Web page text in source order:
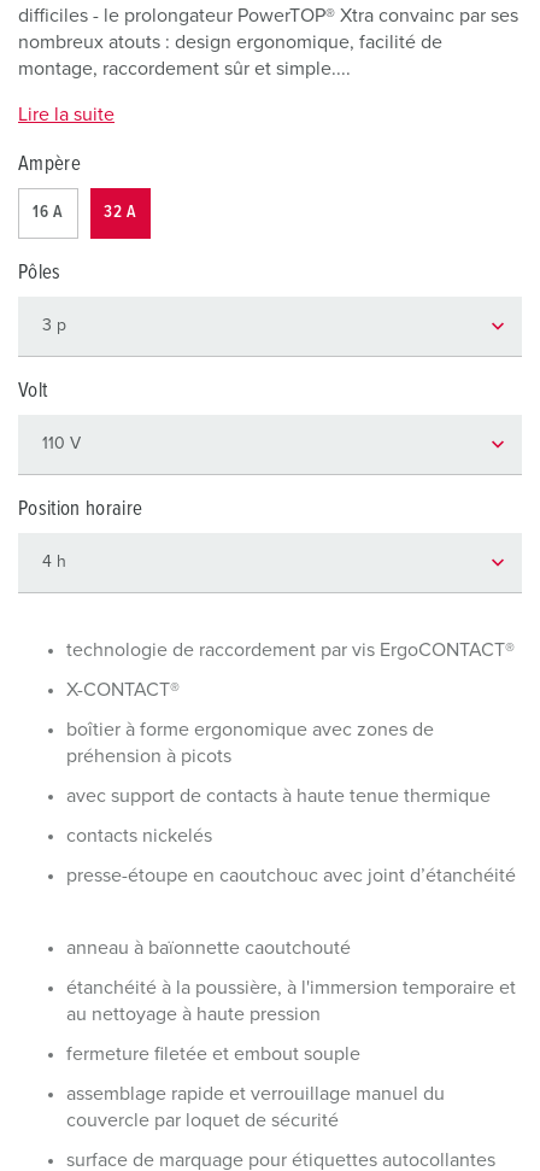
difficiles - le prolongateur PowerTOP® Xtra convainc par ses
nombreux atouts : design ergonomique, facilité de
montage, raccordement sûr et simple....
Lire la suite
Ampère
16 A 32 A
Pôles
Volt
Position horaire
technologie de raccordement par vis ErgoCONTACT®
X-CONTACT®
boîtier à forme ergonomique avec zones de
préhension à picots
avec support de contacts à haute tenue thermique
contacts nickelés
presse-étoupe en caoutchouc avec joint d’étanchéité
anneau à baïonnette caoutchouté
étanchéité à la poussière, à l'immersion temporaire et
au nettoyage à haute pression
fermeture filetée et embout souple
assemblage rapide et verrouillage manuel du
couvercle par loquet de sécurité
surface de marquage pour étiquettes autocollantes